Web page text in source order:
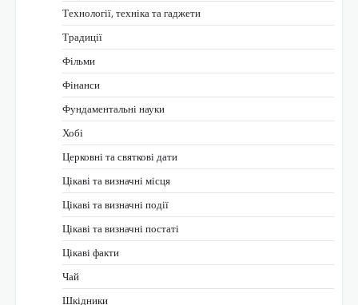
Технології, техніка та гаджети
Традиції
Фільми
Фінанси
Фундаментальні науки
Хобі
Церковні та святкові дати
Цікаві та визначні місця
Цікаві та визначні події
Цікаві та визначні постаті
Цікаві факти
Чай
Шкідники